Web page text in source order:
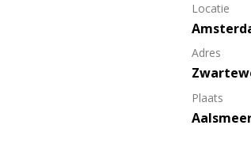
Locatie
Adres
Plaats